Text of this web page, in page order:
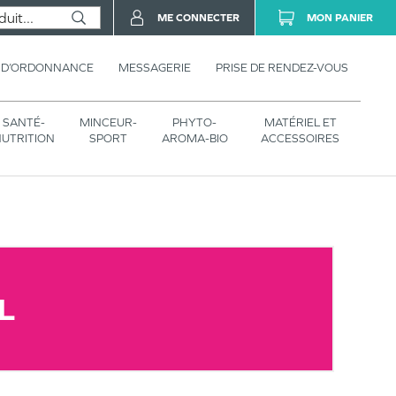
MESSAGERIE PRISE DE RENDEZ-VOUS
SANTÉ-
MINCEUR-
SPORT
PHYTO-
AROMA-BIO
MATÉRIEL ET
ACCESSOIRES
ME CONNECTER MON PANIER